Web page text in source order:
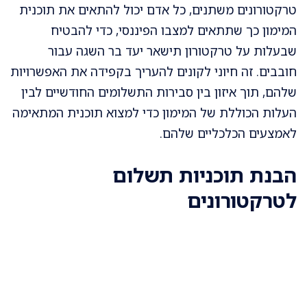
טרקטורונים משתנים, כל אדם יכול להתאים את תוכנית
המימון כך שתתאים למצבו הפיננסי, כדי להבטיח
שבעלות על טרקטורון תישאר יעד בר השגה עבור
חובבים. זה חיוני לקונים להעריך בקפידה את האפשרויות
שלהם, תוך איזון בין סבירות התשלומים החודשיים לבין
העלות הכוללת של המימון כדי למצוא תוכנית המתאימה
לאמצעים הכלכליים שלהם.
הבנת תוכניות תשלום
לטרקטורונים